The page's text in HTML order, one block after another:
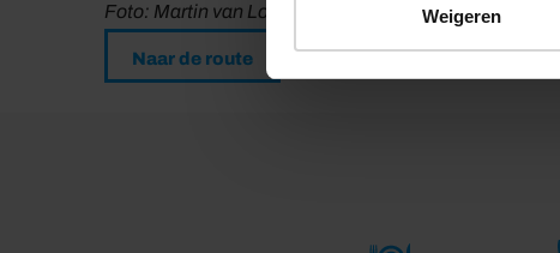
Weigeren
Foto: Martin van Lokven
Naar de route